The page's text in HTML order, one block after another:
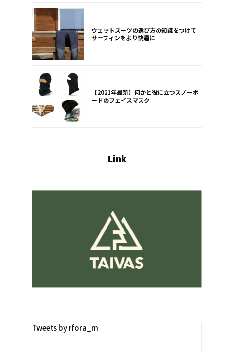
ウェットスーツの選び方の知識をつけて
サーフィンをより快適に
【2021年最新】何かと役に立つスノーボ
ードのフェイスマスク
Link
Tweets by rfora_m